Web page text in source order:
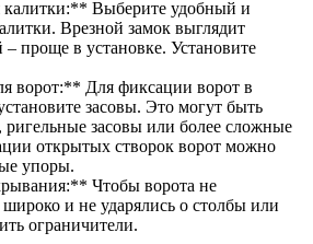
Выберите удобный и
Врезной замок выглядит
– проще в установке. Установите
ворот:** Для фиксации ворот в
засовы. Это могут быть
засовы или более сложные
открытых створок ворот можно
упоры.
Чтобы ворота не
и не ударялись о столбы или
ограничители.